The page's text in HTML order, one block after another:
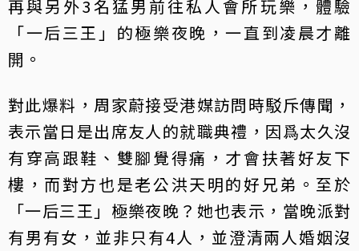
再與另外3名猛男前往私人會所玩樂，體驗
「一后三王」的極樂夜晚，一直到凌晨才離
開。
對此爆料，周家蔚接受港媒訪問時駁斥傳聞，
表示當日是出席友人的就職典禮，因爲太久沒
有穿高跟鞋、雙腳覺得痛，才會扶著好友下
樓，而對方也是老公洪天明的好兄弟。至於
「一后三王」極樂夜晚？她也表示，當晚派對
有男有女，並非只有4人，並澄清兩人婚姻沒